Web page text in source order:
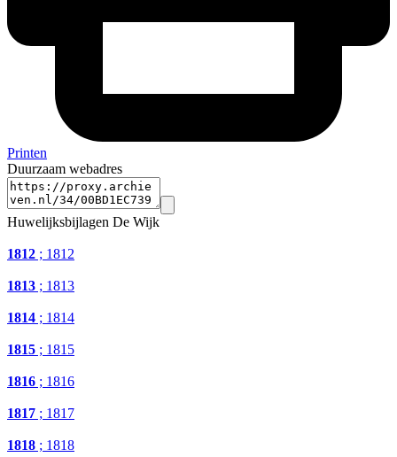
Printen
Duurzaam webadres
Huwelijksbijlagen De Wijk
1812 ; 1812
1813 ; 1813
1814 ; 1814
1815 ; 1815
1816 ; 1816
1817 ; 1817
1818 ; 1818